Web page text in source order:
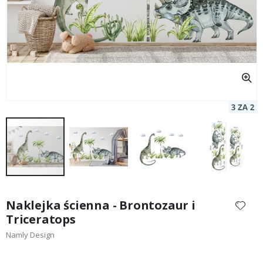
początek
galerii
Naklejka ścienna - Brontozaur i
Triceratops
Namly Design